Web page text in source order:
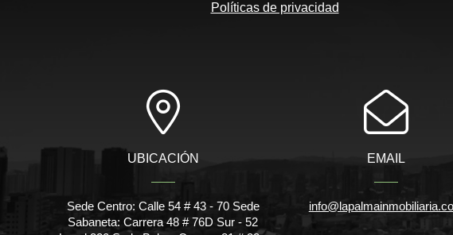
Políticas de privacidad
UBICACIÓN
Sede Centro: Calle 54 # 43 - 70 Sede
Sabaneta: Carrera 48 # 76D Sur - 52
EMAIL